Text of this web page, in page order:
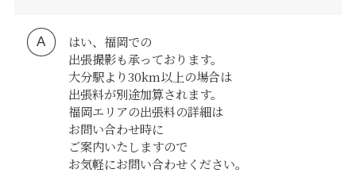
はい、福岡での
出張撮影も承っております。
大分駅より30km以上の場合は
出張料が別途加算されます。
福岡エリアの出張料の詳細は
お問い合わせ時に
ご案内いたしますので
お気軽にお問い合わせください。